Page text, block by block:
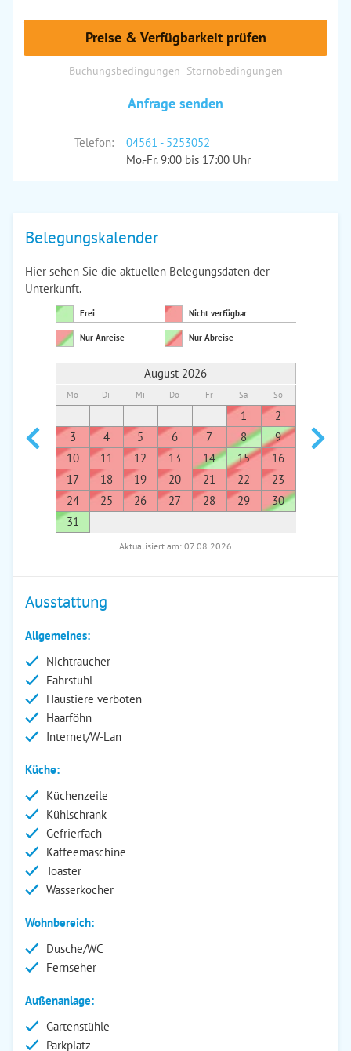
Preise & Verfügbarkeit prüfen
Buchungsbedingungen Stornobedingungen
Anfrage senden
Telefon:
04561 - 5253052
Mo.-Fr. 9:00 bis 17:00 Uhr
Belegungskalender
Hier sehen Sie die aktuellen Belegungsdaten der
Unterkunft.
Frei Nicht verfügbar
Nur Anreise Nur Abreise
August 2026
Mo Di Mi Do Fr Sa So
1
2
3
4 5 6 7 8
9
10
11 12 13 14 15
16
17
18 19 20 21 22
23
24
25 26 27 28 29
30
31
7
Aktualisiert am: 07.08.2026
Ausstattung
Allgemeines:
Nichtraucher
Fahrstuhl
Haustiere verboten
Haarföhn
Internet/W-Lan
Küche:
Küchenzeile
Kühlschrank
Gefrierfach
Kaffeemaschine
Toaster
Wasserkocher
Wohnbereich:
Dusche/WC
Fernseher
Außenanlage:
Gartenstühle
Parkplatz